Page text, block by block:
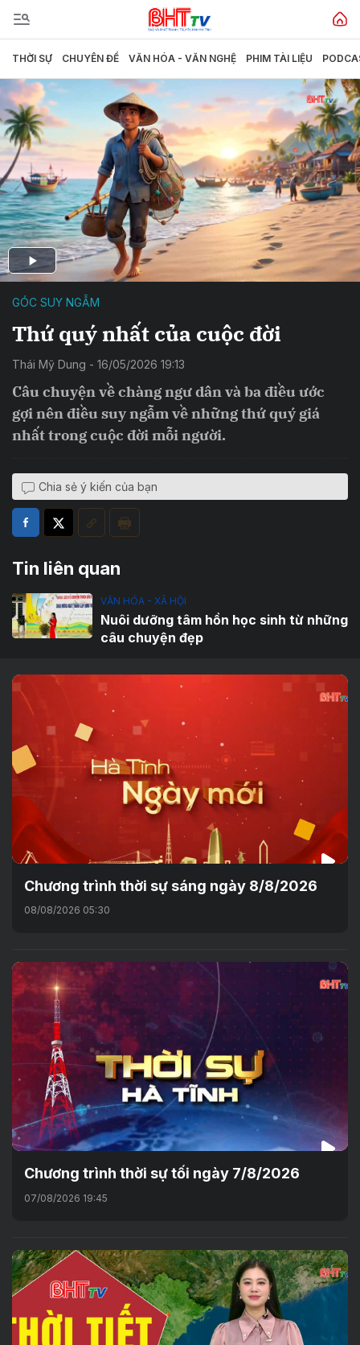
THỜI SỰ CHUYÊN ĐỀ VĂN HÓA - VĂN NGHỆ PHIM TÀI LIỆU
GÓC SUY NGẪM
Thứ quý nhất của cuộc đời
Thái Mỹ Dung - 16/05/2026 19:13
Câu chuyện về chàng ngư dân và ba điều ước
gợi nên điều suy ngẫm về những thứ quý giá
nhất trong cuộc đời mỗi người.
Chia sẻ ý kiến của bạn
Tin liên quan
VĂN HÓA - XÃ HỘI
Nuôi dưỡng tâm hồn học sinh từ những
câu chuyện đẹp
Chương trình thời sự sáng ngày 8/8/2026
08/08/2026 05:30
Chương trình thời sự tối ngày 7/8/2026
07/08/2026 19:45